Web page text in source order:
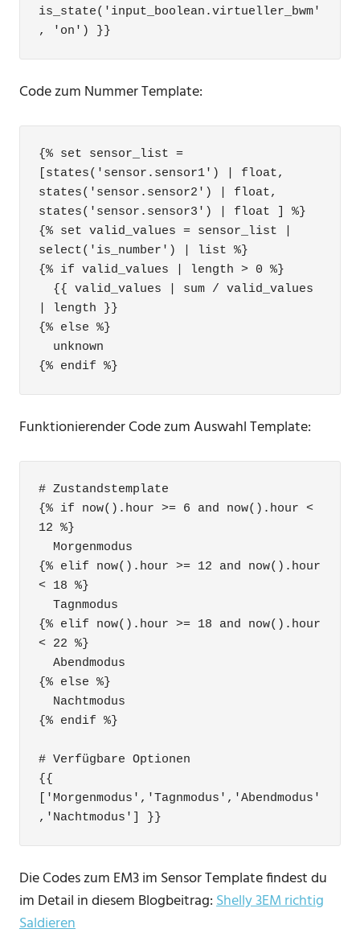
is_state('input_boolean.virtueller_bwm'
, 'on') }}
Code zum Nummer Template:
{% set sensor_list =
[states('sensor.sensor1') | float,
states('sensor.sensor2') | float,
states('sensor.sensor3') | float ] %}
{% set valid_values = sensor_list |
select('is_number') | list %}
{% if valid_values | length > 0 %}
| length }}
{% else %}
{% endif %}
Funktionierender Code zum Auswahl Template:
# Zustandstemplate
{% if now().hour >= 6 and now().hour <
12 %}
{% elif now().hour >= 12 and now().hour
< 18 %}
{% elif now().hour >= 18 and now().hour
< 22 %}
{% else %}
{% endif %}
# Verfügbare Optionen
{{
['Morgenmodus','Tagnmodus','Abendmodus'
,'Nachtmodus'] }}
Die Codes zum EM3 im Sensor Template findest du
im Detail in diesem Blogbeitrag:Shelly 3EM richtig
Saldieren